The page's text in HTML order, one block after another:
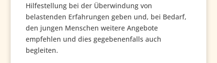
Hilfestellung bei der Überwindung von
belastenden Erfahrungen geben und, bei Bedarf,
den jungen Menschen weitere Angebote
empfehlen und dies gegebenenfalls auch
begleiten.